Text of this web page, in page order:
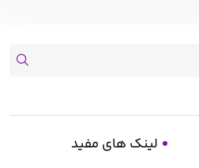
لینک های مفید